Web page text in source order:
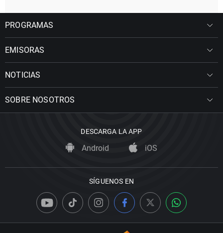
PROGRAMAS
EMISORAS
NOTICIAS
SOBRE NOSOTROS
DESCARGA LA APP
Android iOS
SÍGUENOS EN